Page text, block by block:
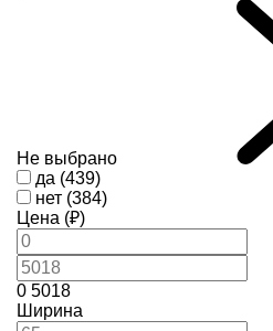
Не выбрано
да (439)
нет (384)
Цена (₽)
0 5018
Ширина